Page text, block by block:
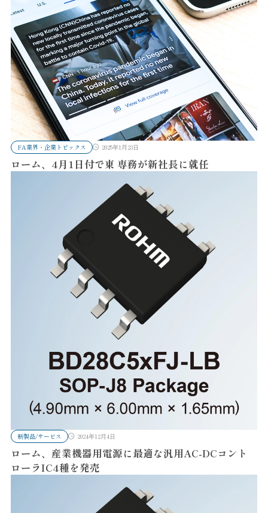
FA業界・企業トピックス 2025年1月23日
ローム、4月1日付で東 専務が新社長に就任
新製品/サービス 2024年12月4日
ローム、産業機器用電源に最適な汎用AC-DCコント
ローラIC4種を発売